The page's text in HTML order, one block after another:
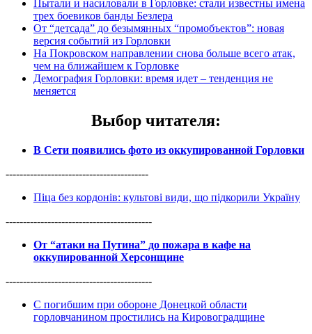
Пытали и насиловали в Горловке: стали известны имена
трех боевиков банды Безлера
От “детсада” до безымянных “промобъектов”: новая
версия событий из Горловки
На Покровском направлении снова больше всего атак,
чем на ближайшем к Горловке
Демография Горловки: время идет – тенденция не
меняется
Выбор читателя:
В Сети появились фото из оккупированной Горловки
-----------------------------------------
Піца без кордонів: культові види, що підкорили Україну
------------------------------------------
От “атаки на Путина” до пожара в кафе на
оккупированной Херсонщине
------------------------------------------
С погибшим при обороне Донецкой области
горловчанином простились на Кировоградщине